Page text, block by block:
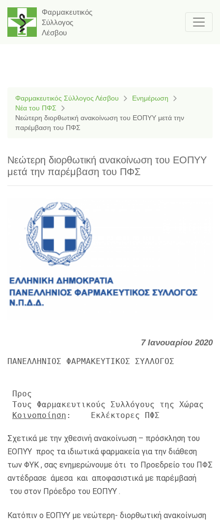
Φαρμακευτικός
Σύλλογος
Λέσβου
Φαρμακευτικός Σύλλογος Λέσβου
Ενημέρωση
Νέα του ΠΦΣ
Νεώτερη διορθωτική ανακοίνωση του ΕΟΠΥΥ μετά την
παρέμβαση του ΠΦΣ
Νεώτερη διορθωτική ανακοίνωση του ΕΟΠΥΥ
μετά την παρέμβαση του ΠΦΣ
7 Ιανουαρίου 2020
ΠΑΝΕΛΛΗΝΙΟΣ ΦΑΡΜΑΚΕΥΤΙΚΟΣ ΣΥΛΛΟΓΟΣ
Προς
Τους Φαρμακευτικούς Συλλόγους της Χώρας
Κοινοποίηση :    Εκλέκτορες ΠΦΣ
Σχετικά με την χθεσινή ανακοίνωση – πρόσκληση του
ΕΟΠΥΥ προς τα ιδιωτικά φαρμακεία για την διάθεση
των ΦΥΚ , σας ενημερώνουμε ότι το Προεδρείο του ΠΦΣ
αντέδρασε άμεσα και αποφασιστικά με παρέμβασή
του στον Πρόεδρο του ΕΟΠΥΥ .
Κατόπιν ο ΕΟΠΥΥ με νεώτερη- διορθωτική ανακοίνωση